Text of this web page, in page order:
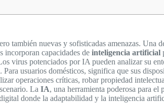
también nuevas y sofisticadas amenazas. Una
incorporan capacidades de inteligencia artificial
virus potenciados por IA pueden analizar su
. Para usuarios domésticos, significa que sus
operaciones críticas, robar propiedad
La IA, una herramienta poderosa para
donde la adaptabilidad y la inteligencia